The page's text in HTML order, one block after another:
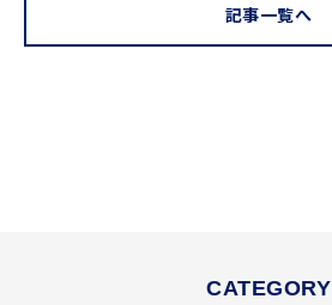
記事一覧へ
CATEGORY